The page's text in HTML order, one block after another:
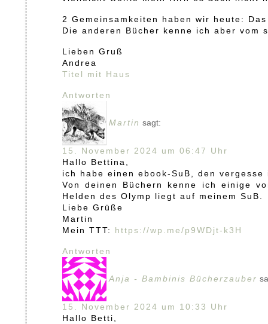
2 Gemeinsamkeiten haben wir heute:
Die anderen Bücher kenne ich aber vom
Lieben Gruß
Andrea
Titel mit Haus
Antworten
Martin sagt:
15. November 2024 um 06:47 Uhr
Hallo Bettina,
ich habe einen ebook-SuB, den
Von deinen Büchern kenne ich einige
Helden des Olymp liegt auf meinem SuB.
Liebe Grüße
Martin
Mein TTT: https://wp.me/p9WDjt-k3H
Antworten
Anja - Bambinis Bücherzauber
15. November 2024 um 10:33 Uhr
Hallo Betti,